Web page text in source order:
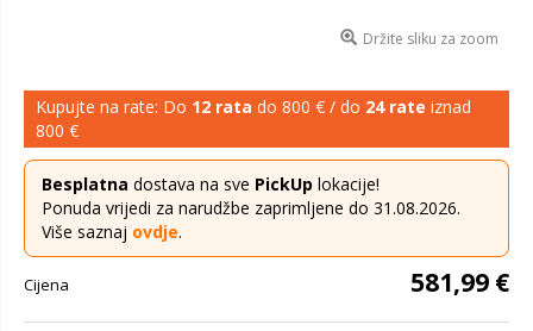
Držite sliku za zoom
Kupujte na rate: Do 12 rata do 800 € / do 24 rate iznad
800 €
Besplatna dostava na sve PickUp lokacije!
Ponuda vrijedi za narudžbe zaprimljene do 31.08.2026.
Više saznaj ovdje.
Cijena 581,99 €